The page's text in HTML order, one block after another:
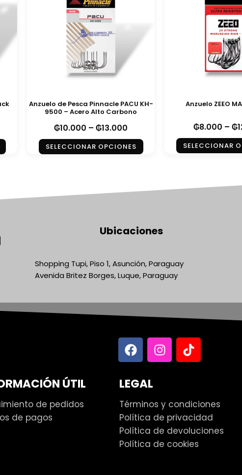
Anzuelo de Pesca Pinnacle PACU KH-
9500 – Acero Alto Carbono
₲10.000 – ₲13.000
SELECCIONAR OPCIONES
Anzuelo ZEEO
₲8.000 – ₲
SELECCIONAR
Ubicaciones
Shopping Tupi, Piso 1, Asunción, Paraguay
Avenida Britez Borges, Luque, Paraguay
ÚTIL
de pedidos
de pagos
LEGAL
Términos y condiciones
Política de privacidad
Política de devoluciones
Política de cookies